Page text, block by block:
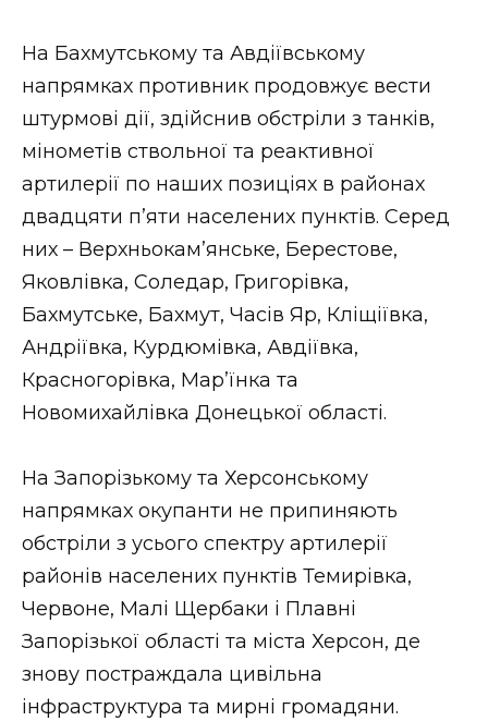
На Бахмутському та Авдіївському
напрямках противник продовжує вести
штурмові дії, здійснив обстріли з танків,
мінометів ствольної та реактивної
артилерії по наших позиціях в районах
двадцяти п’яти населених пунктів. Серед
них – Верхньокам’янське, Берестове,
Яковлівка, Соледар, Григорівка,
Бахмутське, Бахмут, Часів Яр, Кліщіївка,
Андріївка, Курдюмівка, Авдіївка,
Красногорівка, Мар’їнка та
Новомихайлівка Донецької області.
На Запорізькому та Херсонському
напрямках окупанти не припиняють
обстріли з усього спектру артилерії
районів населених пунктів Темирівка,
Червоне, Малі Щербаки і Плавні
Запорізької області та міста Херсон, де
знову постраждала цивільна
інфраструктура та мирні громадяни.